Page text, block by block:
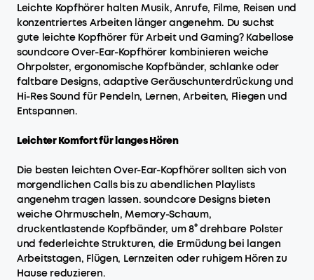
Leichte Kopfhörer halten Musik, Anrufe, Filme, Reisen und
konzentriertes Arbeiten länger angenehm. Du suchst
gute leichte Kopfhörer für Arbeit und Gaming? Kabellose
soundcore Over-Ear-Kopfhörer kombinieren weiche
Ohrpolster, ergonomische Kopfbänder, schlanke oder
faltbare Designs, adaptive Geräuschunterdrückung und
Hi-Res Sound für Pendeln, Lernen, Arbeiten, Fliegen und
Entspannen.
Leichter Komfort für langes Hören
Die besten leichten Over-Ear-Kopfhörer sollten sich von
morgendlichen Calls bis zu abendlichen Playlists
angenehm tragen lassen. soundcore Designs bieten
weiche Ohrmuscheln, Memory-Schaum,
druckentlastende Kopfbänder, um 8° drehbare Polster
und federleichte Strukturen, die Ermüdung bei langen
Arbeitstagen, Flügen, Lernzeiten oder ruhigem Hören zu
Hause reduzieren.